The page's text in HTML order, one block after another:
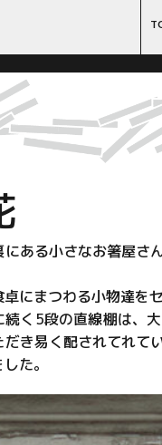
ある小さなお箸屋さ
にまつわる小物達を
続く5段の直線棚は、
だき易く配されてれて
た。